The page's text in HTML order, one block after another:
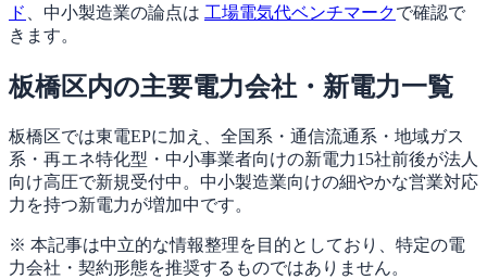
ド
、中小製造業の論点は 工場電気代ベンチマークで確認で
きます。
板橋区内の主要電力会社・新電力一覧
板橋区では東電EPに加え、全国系・通信流通系・地域ガス
系・再エネ特化型・中小事業者向けの新電力15社前後が法人
向け高圧で新規受付中。中小製造業向けの細やかな営業対応
力を持つ新電力が増加中です。
※ 本記事は中立的な情報整理を目的としており、特定の電
力会社・契約形態を推奨するものではありません。